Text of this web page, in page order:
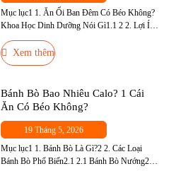
Mục lục1 1. Ăn Ổi Ban Đêm Có Béo Không?
Khoa Học Dinh Dưỡng Nói Gì1.1 2 2. Lợi Ích
Gym3 3. Ăn Ổi Ban Đêm Có Tốt Không? —
Thời Điểm Phù Hợp4 4. Ai Không Nên Ăn Ổi
Xem thêm
Bánh Bò Bao Nhiêu Calo? 1 Cái
Ăn Có Béo Không?
19 Tháng 5, 2026
Mục lục1 1. Bánh Bò Là Gì?2 2. Các Loại
Bánh Bò Phổ Biến2.1 2.1 Bánh Bò Nướng2.2